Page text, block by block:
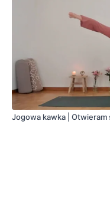
Jogowa kawka | Otwieram